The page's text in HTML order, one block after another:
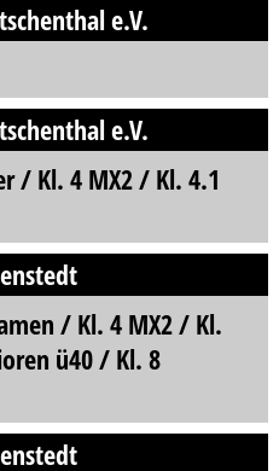
e.V.
e.V.
/ Kl. 4 MX2 / Kl. 4.1
/ Kl. 4 MX2 / Kl.
ü40 / Kl. 8